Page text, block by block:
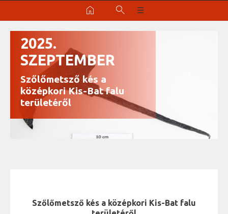
home search ☰
2025.
SZEPTEMBER
Szőlőmetsző kés a
középkori Kis-Bat falu
területéről
Szőlőmetsző kés a középkori Kis-Bat falu